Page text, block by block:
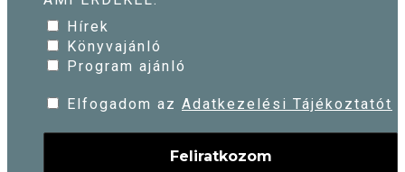
Hírek
Könyvajánló
Program ajánló
Elfogadom az Adatkezelési Tájékoztatót